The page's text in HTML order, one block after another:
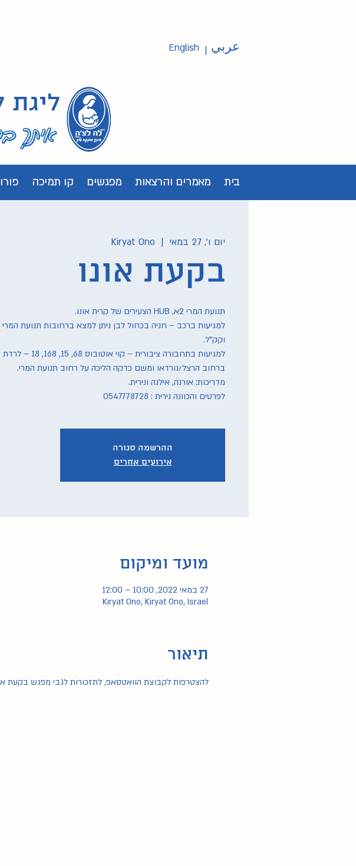
English عربي |
בית מאמרים והרצאות מפגשים קו תמיכה
יום ו׳, 27 במאי
  |
Kiryat Ono
בקעת אונו
למגיעות ברכב – חניה בכחול לבן ניתן למצא ברחובות תנועת המרי
למגיעות בתחבורה ציבורית – קוי אוטובוס 68, 15, 168, 18 – לרדת
לפרטים והכוונה נירית : 0547778728
ההרשמה סגורה
אירועים אחרים
מועד ומיקום
27 במאי 2022, 10:00 – 12:00
Kiryat Ono, Kiryat Ono, Israel
תיאור
להצטרפות לקבוצת הוואטסאפ, לתזכורות לגבי מפגש בקעת